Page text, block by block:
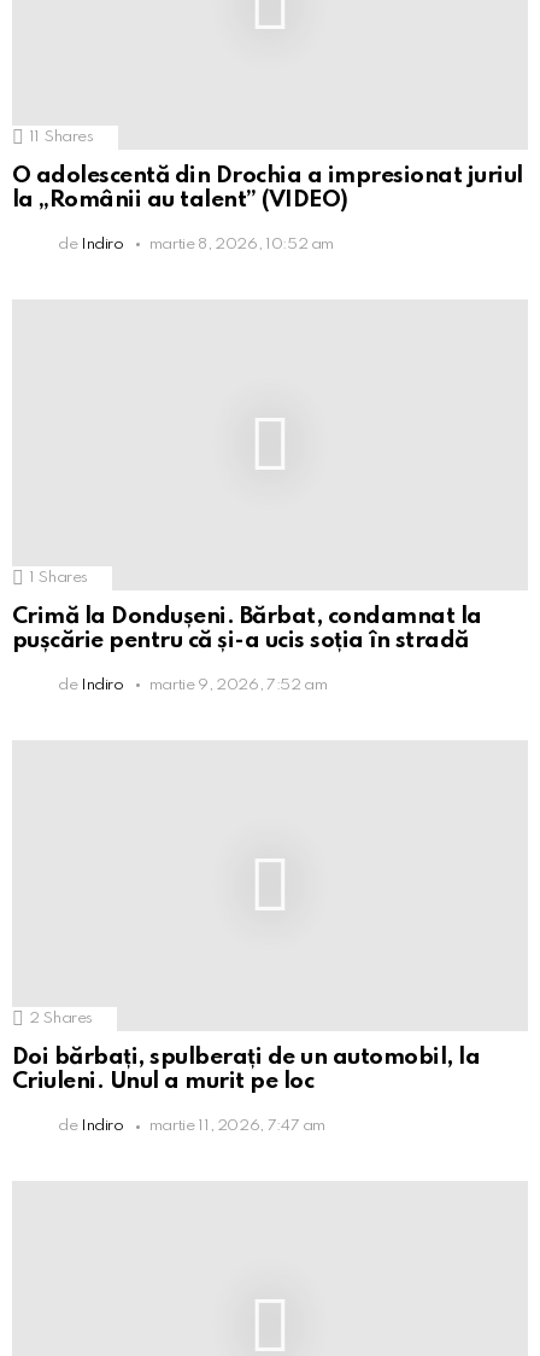
11 Shares
O adolescentă din Drochia a impresionat juriul
la „Românii au talent” (VIDEO)
de Indiro martie 8, 2026, 10:52 am
Shares
Crimă la Dondușeni. Bărbat, condamnat la
pușcărie pentru că și-a ucis soția în stradă
de Indiro martie 9, 2026, 7:52 am
2 Shares
Doi bărbați, spulberați de un automobil, la
Criuleni. Unul a murit pe loc
de Indiro martie 11, 2026, 7:47 am